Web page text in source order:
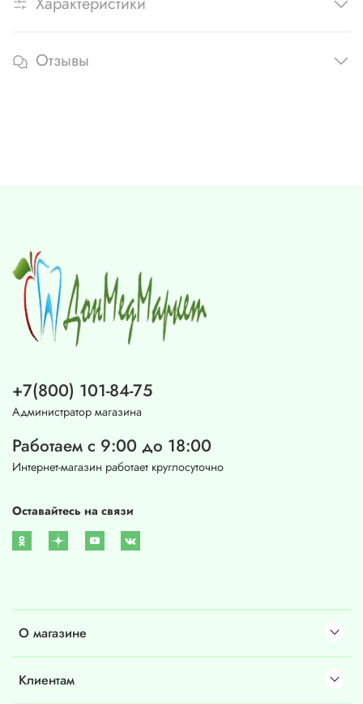
Отзывы
О магазине
Клиентам
+7(800) 101-84-75
Администратор магазина
Работаем с 9:00 до 18:00
Интернет-магазин работает круглосуточно
Оставайтесь на связи